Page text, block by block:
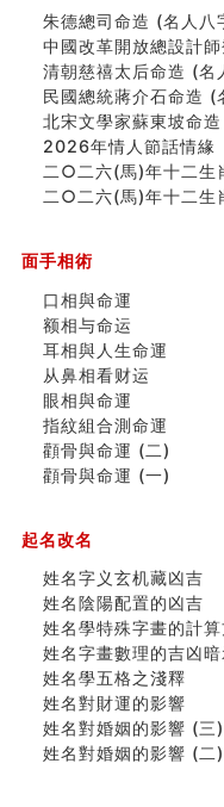
玄空本义 (五)
财务办公室风水布局
精选1500个五行属木
玄空本义 (四)
八字算命：女命八字
六爻算卦：我俩之间
订婚就是定结婚日子吗
清朝慈禧太后命造 (名
飞灵山传说故事
商舖選址的風水講究 (
吉凶神跳上大运时的断
家居常見風水形煞及化
刘燮鈞讲人相 手纹与
玄空本义 (二)
大門風水五大禁忌！
出现这几种面相桃花泛
寓意好的五行属水的
＂天下第一关＂的由来
无名指长的人有艺术
六爻測住宅風水 (三)
別再一知半解！正解住
《盲派命理》 ( 十六）
姓名學特殊字畫的計算
風水辟邪大全
八字天干合化详解
朱德總司命造 (名⼈⼋
中國改革開放總設計
清朝慈禧太后命造 (名
民國總統蔣介石命造 (
北宋文學家蘇東坡命造
2026年情人節話情緣
二○二六(馬)年十二生
二○二六(馬)年十二生
面手相術
口相與命運
额相与命运
耳相與人生命運
从鼻相看财运
眼相與命運
指紋組合測命運
顴骨與命運 (二)
顴骨與命運 (一)
起名改名
姓名字义玄机藏凶吉
姓名陰陽配置的凶吉
姓名學特殊字畫的計
姓名字畫數理的吉凶暗
姓名學五格之淺釋
姓名對財運的影響
姓名對婚姻的影響 (三)
姓名對婚姻的影響 (二)